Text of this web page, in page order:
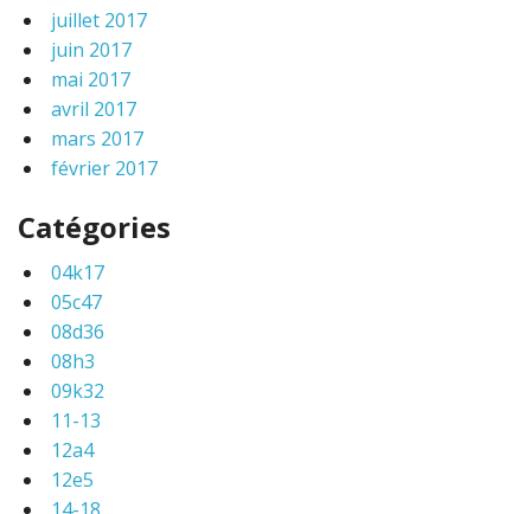
juillet 2017
juin 2017
mai 2017
avril 2017
mars 2017
février 2017
Catégories
04k17
05c47
08d36
08h3
09k32
11-13
12a4
12e5